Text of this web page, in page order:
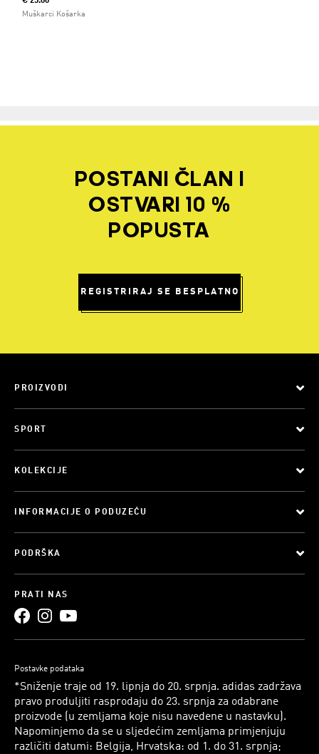
Muškarci Košarka
POSTANI ČLAN I
OSTVARI 10 %
POPUSTA
REGISTRIRAJ SE BESPLATNO
PROIZVODI
SPORT
KOLEKCIJE
INFORMACIJE O PODUZEĆU
PODRŠKA
PRATI NAS
Postavke podataka
*Sniženje traje od 19. lipnja do 20. srpnja. adidas zadržava
pravo produljiti rasprodaju do 23. srpnja za odabrane
proizvode (u zemljama koje nisu navedene u nastavku).
Napominjemo da se u sljedećim zemljama primjenjuju
različiti datumi: Belgija, Hrvatska: od 1. do 31. srpnja;